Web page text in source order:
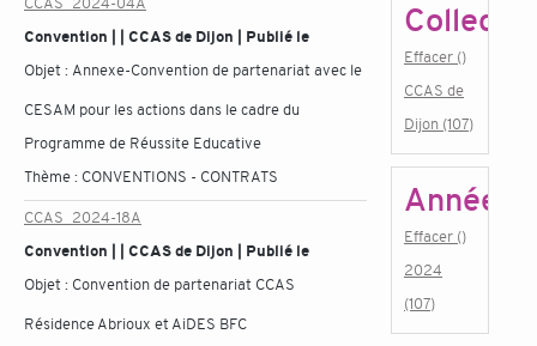
Convention | | CCAS de Dijon | Publié le
Objet : Annexe-Convention de partenariat avec le
CESAM pour les actions dans le cadre du
Programme de Réussite Educative
Thème : CONVENTIONS - CONTRATS
CCAS_2024-18A
Convention | | CCAS de Dijon | Publié le
Objet : Convention de partenariat CCAS
Résidence Abrioux et AiDES BFC
Effacer ()
CCAS de
Dijon (107)
Année
Effacer ()
2024
(107)